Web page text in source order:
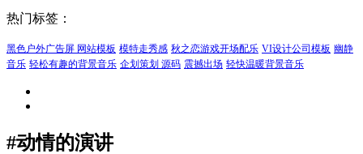
热门标签：
黑色户外广告屏 网站模板 模特走秀感 秋之恋游戏开场配乐 VI设计公司模板 幽静
音乐 轻松有趣的背景音乐 企划策划 源码 震撼出场 轻快温暖背景音乐
#动情的演讲